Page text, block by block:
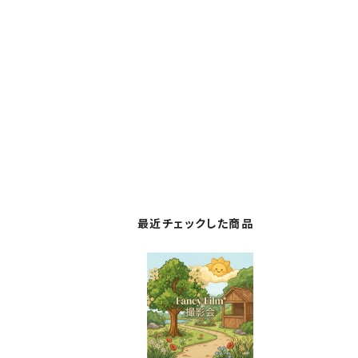
最近チェックした商品